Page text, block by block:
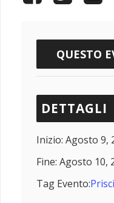
QUESTO
DETTAGLI
Inizio: Agosto 9,
Fine: Agosto 10,
Tag Evento: